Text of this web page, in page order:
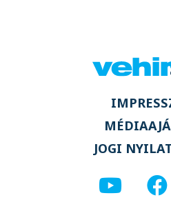
JOGI